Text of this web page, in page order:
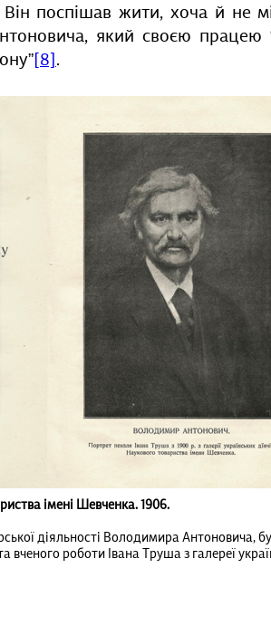
поспішав жити, хоча й не
який своєю працею
[8] .
імені Шевченка. 1906.
діяльності Володимира Антоновича,
роботи Івана Труша з галереї